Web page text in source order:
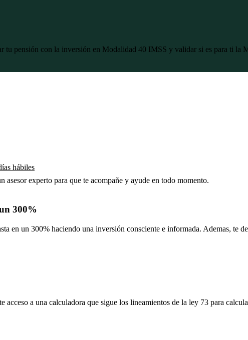
tu pensión con la inversión en Modalidad 40 IMSS y validar si es para ti la
hábiles
asesor experto para que te acompañe y ayude en todo momento.
300%
en un 300% haciendo una inversión consciente e informada. Ademas, te
acceso a una calculadora que sigue los lineamientos de la ley 73 para